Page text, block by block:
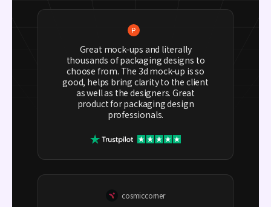
Great mock-ups and literally
thousands of packaging designs to
choose from. The 3d mock-up is so
good, helps bring clarity to the client
as well as the designers. Great
product for packaging design
professionals.
cosmiccorner